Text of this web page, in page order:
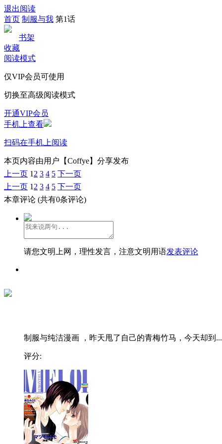
退出阅读
首页 制服与我 第1话
书架
收藏
阅读模式
仅VIP会员可使用
切换至高级阅读模式
开通VIP会员
手机上查看
扫码在手机上阅读
本页内容由用户【Coffye】分享发布
上一页 1 2 3 4 5 下一页
上一页 1 2 3 4 5 下一页
本章评论 (共有0条评论)
请您文明上网，理性发言，注意文明用语发表评论
制服与纯洁漫画 ，昨天甩了自己的青梅竹马，今天却到...
评分: